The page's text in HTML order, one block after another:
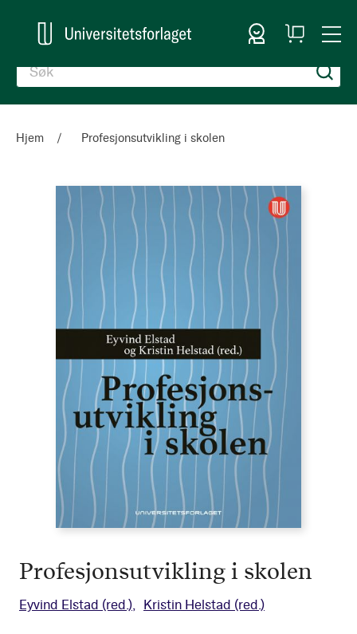
Logg inn
Handlekurv
Hjem Profesjonsutvikling i skolen
Profesjonsutvikling i skolen
Eyvind Elstad (red.) Kristin Helstad (red.)